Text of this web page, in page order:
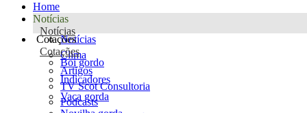
Home
Notícias
Notícias
Notícias
Clima
Artigos
TV Scot Consultoria
Podcasts
Cotações
Cotações
Boi gordo
Indicadores
Vaca gorda